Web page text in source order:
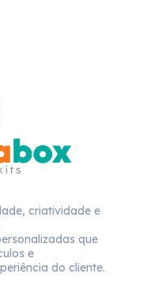
criatividade e
que
e
do cliente.